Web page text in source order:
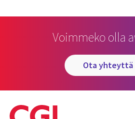
Voimmeko olla
ota yhteyttä